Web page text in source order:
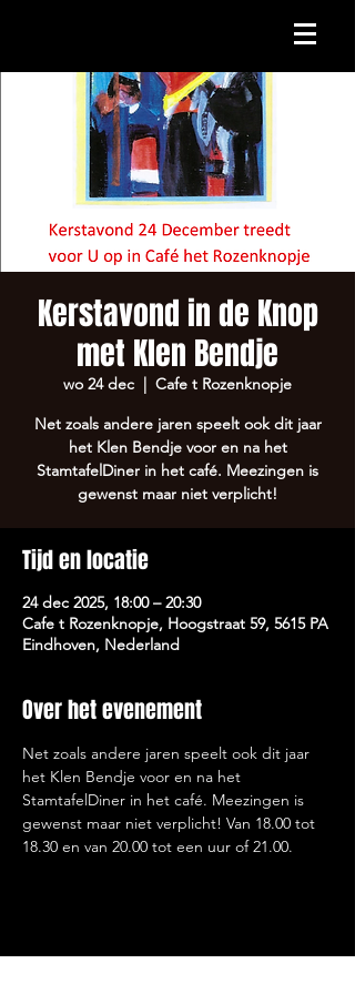
Kerstavond in de Knop
met Klen Bendje
wo 24 dec
  |
Cafe t Rozenknopje
Net zoals andere jaren speelt ook dit jaar
het Klen Bendje voor en na het
StamtafelDiner in het café. Meezingen is
gewenst maar niet verplicht!
Tijd en locatie
24 dec 2025, 18:00 – 20:30
Cafe t Rozenknopje, Hoogstraat 59, 5615 PA
Eindhoven, Nederland
Over het evenement
Net zoals andere jaren speelt ook dit jaar
het Klen Bendje voor en na het
StamtafelDiner in het café. Meezingen is
gewenst maar niet verplicht! Van 18.00 tot
18.30 en van 20.00 tot een uur of 21.00.